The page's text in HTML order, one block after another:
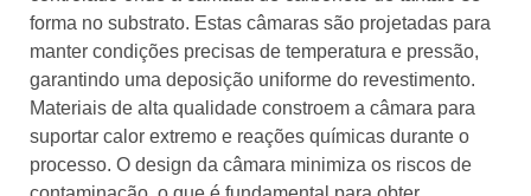
forma no substrato. Estas câmaras são projetadas para
manter condições precisas de temperatura e pressão,
garantindo uma deposição uniforme do revestimento.
Materiais de alta qualidade constroem a câmara para
suportar calor extremo e reações químicas durante o
processo. O design da câmara minimiza os riscos de